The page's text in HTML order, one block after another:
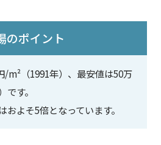
のポイント
/m²（1991年）、最安値は50万
す。
およそ5倍となっています。